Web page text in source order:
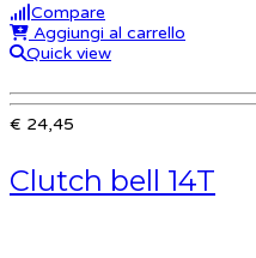
Compare
Aggiungi al carrello
Quick view
€ 24,45
Clutch bell 14T